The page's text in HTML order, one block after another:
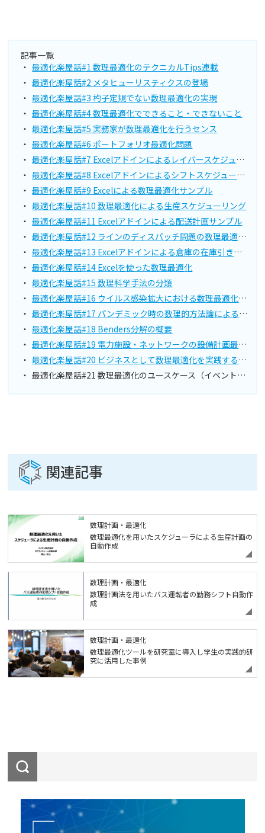
記事一覧
最適化楽屋話#1 数理最適化のテクニカルTips連載
最適化楽屋話#2 メタヒューリスティクスの登場
最適化楽屋話#3 杓子定規でない数理最適化の実現
最適化楽屋話#4 数理最適化でできること・できないこと
最適化楽屋話#5 実務家が数理最適化を行うセンス
最適化楽屋話#6 ポートフォリオ最適化問題
最適化楽屋話#7 Excelアドインによるレイバースケジューリング
最適化楽屋話#8 Excelアドインによるシフトスケジューリング
最適化楽屋話#9 Excelによる数理最適化サンプル
最適化楽屋話#10 数理最適化による生産スケジューリング
最適化楽屋話#11 Excelアドインによる配送計画サンプル
最適化楽屋話#12 ラインのディスパッチ問題の数理最適化モデル
最適化楽屋話#13 Excelアドインによる倉庫の在庫引き当て問題
最適化楽屋話#14 Excelを使った数理最適化
最適化楽屋話#15 数理科学手法の分類
最適化楽屋話#16 ウイルス感染拡大における数理最適化の貢献
最適化楽屋話#17 パンデミック時の数理的方法論による提案・論文
最適化楽屋話#18 Benders分解の概要
最適化楽屋話#19 電力施設・ネットワークの設備計画最適化
最適化楽屋話#20 ビジネスとして数理最適化を実践するために
最適化楽屋話#21 数理最適化のユースケース（イベントの質疑応答）
関連記事
数理計画・最適化
数理最適化を用いたスケジューラによる生産計画の
自動作成
数理計画・最適化
数理計画法を用いたバス運転者の勤務シフト自動作
成
数理計画・最適化
数理最適化ツールを研究室に導入し学生の実践的研
究に活用した事例